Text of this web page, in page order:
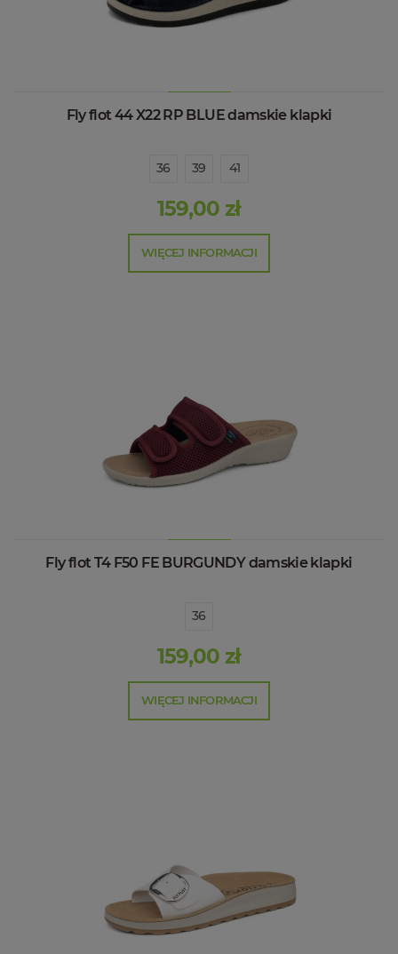
Fly flot 44 X22 RP BLUE damskie klapki
36 39 41
159,00 zł
WIĘCEJ INFORMACJI
Fly flot T4 F50 FE BURGUNDY damskie klapki
36
159,00 zł
WIĘCEJ INFORMACJI